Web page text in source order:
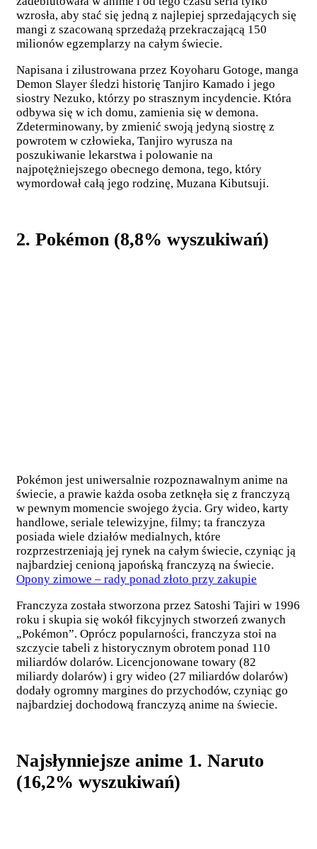
wzrosła, aby stać się jedną z najlepiej sprzedających się
mangi z szacowaną sprzedażą przekraczającą 150
milionów egzemplarzy na całym świecie.
Napisana i zilustrowana przez Koyoharu Gotoge, manga
Demon Slayer śledzi historię Tanjiro Kamado i jego
siostry Nezuko, którzy po strasznym incydencie. Która
odbywa się w ich domu, zamienia się w demona.
Zdeterminowany, by zmienić swoją jedyną siostrę z
powrotem w człowieka, Tanjiro wyrusza na
poszukiwanie lekarstwa i polowanie na
najpotężniejszego obecnego demona, tego, który
wymordował całą jego rodzinę, Muzana Kibutsuji.
2. Pokémon (8,8% wyszukiwań)
Pokémon jest uniwersalnie rozpoznawalnym anime na
świecie, a prawie każda osoba zetknęła się z franczyzą
w pewnym momencie swojego życia. Gry wideo, karty
handlowe, seriale telewizyjne, filmy; ta franczyza
posiada wiele działów medialnych, które
rozprzestrzeniają jej rynek na całym świecie, czyniąc ją
najbardziej cenioną japońską franczyzą na świecie.
Opony zimowe – rady ponad złoto przy zakupie
Franczyza została stworzona przez Satoshi Tajiri w 1996
roku i skupia się wokół fikcyjnych stworzeń zwanych
„Pokémon”. Oprócz popularności, franczyza stoi na
szczycie tabeli z historycznym obrotem ponad 110
miliardów dolarów. Licencjonowane towary (82
miliardy dolarów) i gry wideo (27 miliardów dolarów)
dodały ogromny margines do przychodów, czyniąc go
najbardziej dochodową franczyzą anime na świecie.
Najsłynniejsze anime 1. Naruto
(16,2% wyszukiwań)